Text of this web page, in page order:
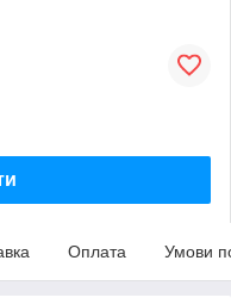
Оплата Умови